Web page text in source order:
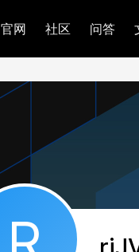
官网 社区 问答